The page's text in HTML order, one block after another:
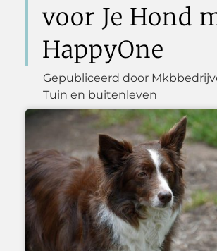
voor Je Hond
HappyOne
Gepubliceerd door
Tuin en buitenleven